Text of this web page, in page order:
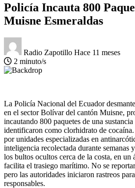
Policía Incauta 800
Muisne Esmeraldas
Radio Zapotillo Hace 11 meses
2 minuto/s
La Policía Nacional del Ecuador
en el sector Bolívar del cantón Muisne,
incautando 800 paquetes de una
identificaron como clorhidrato de
por unidades especializadas en
inteligencia recolectada durante semanas
los bultos ocultos cerca de la costa, en un
facilita el trasiego marítimo. No se
pero las autoridades iniciaron rastreos
responsables.